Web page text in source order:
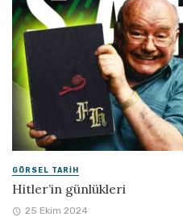
GÖRSEL TARIH
Hitler’in günlükleri
25 Ekim 2024